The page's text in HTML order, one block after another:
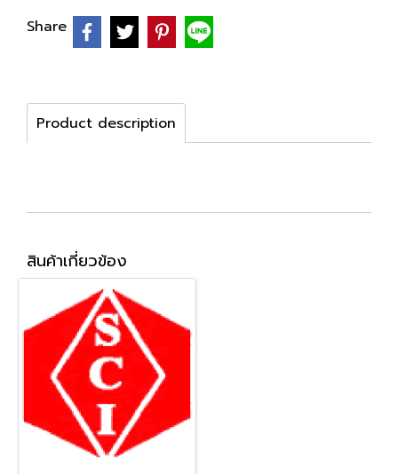
Share
Product description
สินค้าเกี่ยวข้อง